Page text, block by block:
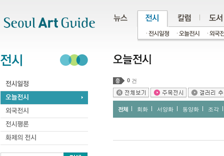
0 건
전체 회화 서양화 동양화 조각